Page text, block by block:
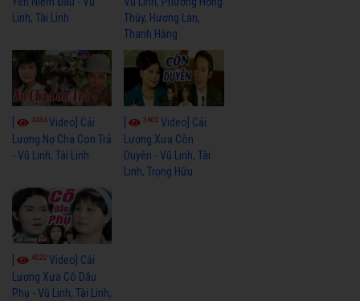
Linh, Tài Linh
Thủy, Hương Lan,
Thanh Hằng
4434Video] Cải
Lương Nợ Cha Con Trả
- Vũ Linh, Tài Linh
3602Video] Cải
Lương Xưa Còn
Duyên - Vũ Linh, Tài
Linh, Trọng Hữu
[ 4020 Video] Cải
Lương Xưa Cô Dâu
Phụ - Vũ Linh, Tài Linh,